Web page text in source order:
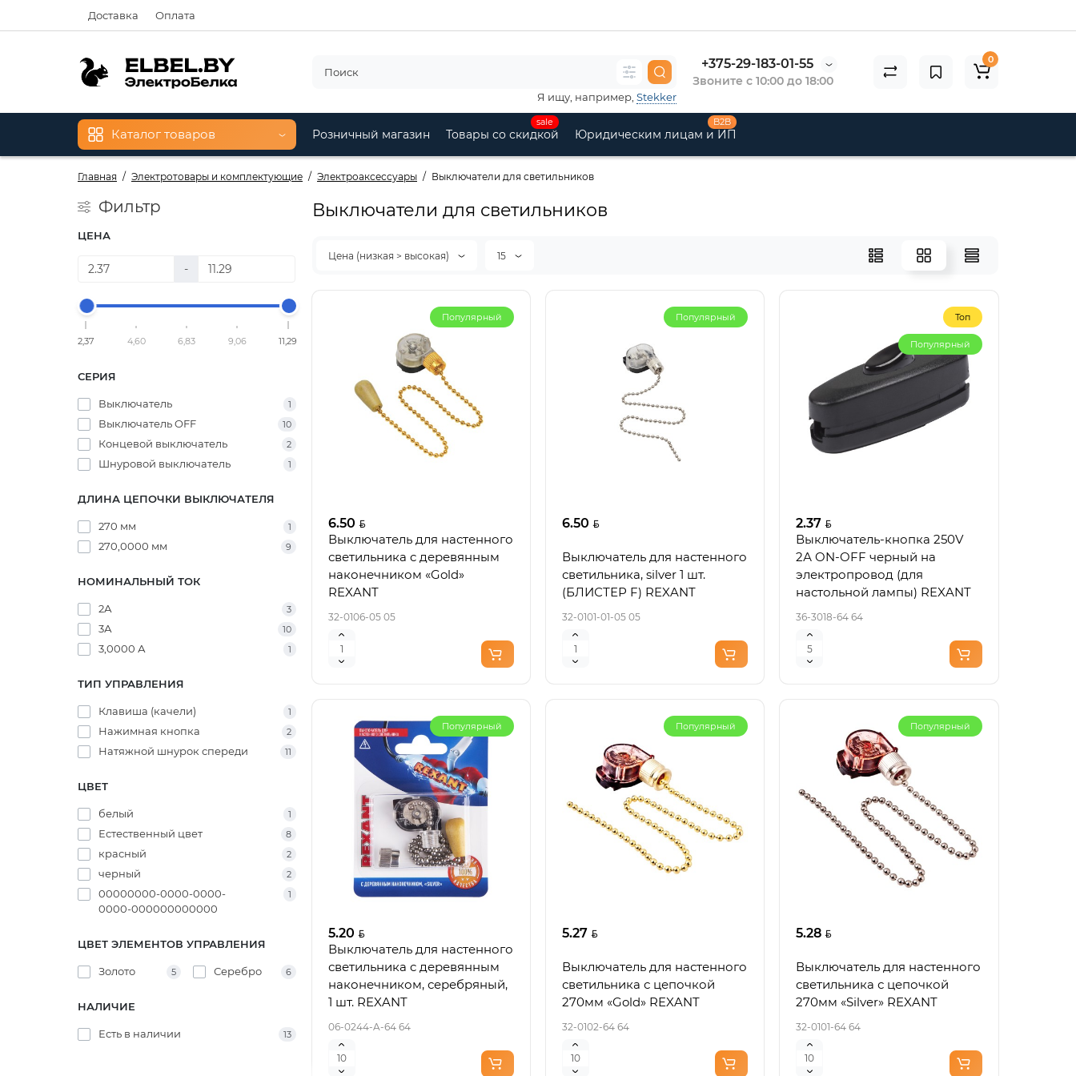
Доставка Оплата
+375-29-183-01-55
Звоните с 10:00 до 18:00
Я ищу, например, Stekker
0
Каталог товаров Розничный магазин
sale
Товары со скидкой
B2B
Юридическим лицам и ИП
Главная Электротовары и комплектующие Электроаксессуары Выключатели для светильников
Фильтр
ЦЕНА
-
2,37 4,60 6,83 9,06 11,29
СЕРИЯ
Выключатель 1
Выключатель OFF 10
Концевой выключатель 2
Шнуровой выключатель 1
ДЛИНА ЦЕПОЧКИ ВЫКЛЮЧАТЕЛЯ
270 мм 1
270,0000 мм 9
НОМИНАЛЬНЫЙ ТОК
2А 3
3А 10
3,0000 А 1
ТИП УПРАВЛЕНИЯ
Клавиша (качели) 1
Нажимная кнопка 2
Натяжной шнурок спереди 11
ЦВЕТ
белый 1
Естественный цвет 8
красный 2
черный 2
00000000-0000-0000-
0000-000000000000
1
ЦВЕТ ЭЛЕМЕНТОВ УПРАВЛЕНИЯ
Золото 5 Серебро 6
НАЛИЧИЕ
Есть в наличии 13
Выключатели для светильников
Цена (низкая > высокая) 15
Популярный
6.50
Выключатель для настенного
светильника c деревянным
наконечником «Gold»
REXANT
32-0106-05 05
Популярный
6.50
Выключатель для настенного
светильника, silver 1 шт.
(БЛИСТЕР F) REXANT
32-0101-01-05 05
Топ
Популярный
2.37
Выключатель-кнопка 250V
2А ON-OFF черный на
электропровод (для
настольной лампы) REXANT
36-3018-64 64
Популярный
5.20
Выключатель для настенного
светильника c деревянным
наконечником, серебряный,
1 шт. REXANT
06-0244-A-64 64
Популярный
5.27
Выключатель для настенного
светильника с цепочкой
270мм «Gold» REXANT
32-0102-64 64
Популярный
5.28
Выключатель для настенного
светильника с цепочкой
270мм «Silver» REXANT
32-0101-64 64